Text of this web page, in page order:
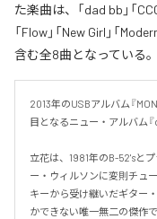
た楽曲は、「dad bb」「
「Flow」「New Girl」「
含む全8曲となっている。
2013年のUSBアルバム『
目となるニュー・アルバム『
立花は、1981年のB-52'sと
ー・ウィルソンに変則チュ
キーから受け継いだギター
かできない唯一無二の傑作で